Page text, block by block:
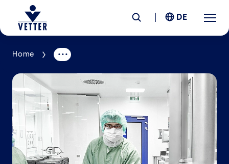
Unternehmen
Verantwortung
Services
Standorte
DE
Home